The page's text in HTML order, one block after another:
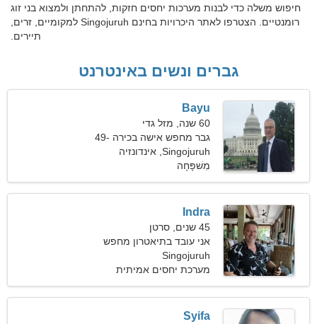
חיפוש משלה כדי לבנות מערכות יחסים חזקות, להתחתן ולמצוא בני זוג
רומנטיים. הצטרפו לאתר היכרויות בחינם Singojuruh למקומיים, זרים,
תיירים.
גברים ונשים באינטרנט
Bayu
60 שנה, מזל גדי
גבר מחפש אישה בכירה 49-
55
Singojuruh, אינדונזיה
מִשׁפָּחָה
Indra
45 שנים, סרטן
אני עובד בתיאטרון מחפש
אישה אלגנטית
Singojuruh
מערכת יחסים אמיתית
Syifa